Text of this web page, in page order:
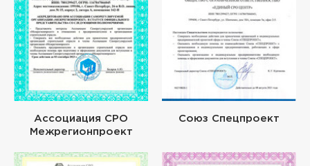
Ассоциация СРО
Межрегионпроект
Союз Спецпроект